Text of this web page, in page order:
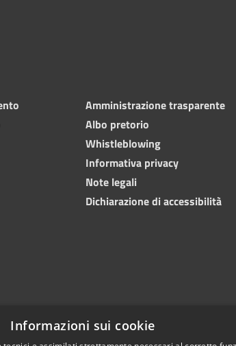
Amministrazione trasparente
Albo pretorio
Whistleblowing
Informativa privacy
Note legali
Dichiarazione di accessibilità
Informazioni sui cookie